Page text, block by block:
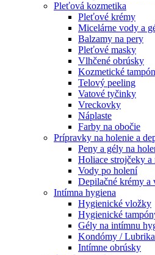
Pleťová kozmetika
Pleťové krémy
Micelárne vody a
Balzamy na pery
Pleťové masky
Vlhčené obrúsky
Kozmetické
Telový peeling
Vatové tyčinky
Vreckovky
Náplaste
Farby na obočie
Prípravky na holenie a
Peny a gély na
Holiace strojčeky a
Vody po holení
Depilačné krémy a
Intímna hygiena
Hygienické vložky
Hygienické
Gély na intímnu
Kondómy /
Intímne obrúsky